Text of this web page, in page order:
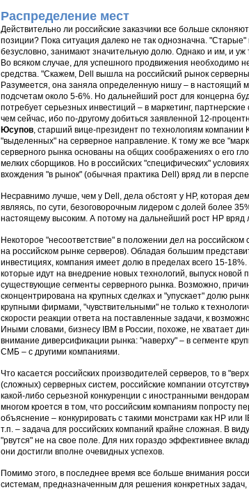
Распределение мест
Действительно ли российские заказчики все больше
позиции? Пока ситуация далеко не так однозначна. "Старые"
безусловно, занимают значительную долю. Однако и им, и
Во всяком случае, для успешного продвижения необходимо
средства. "Скажем, Dell вышла на российский рынок
Разумеется, она заняла определенную нишу – в настоящий
подсчетам около 5-6%. Но дальнейший рост для концерна
потребует серьезных инвестиций – в маркетинг,
чем сейчас, ибо по-другому добиться заявленной 12-
Юсупов, старший вице-президент по технологиям
"выделенных" на серверное направление. К тому же все
серверного рынка основаны на общих соображениях о его
мелких сборщиков. Но в российских "специфических"
вхождения "в рынок" (обычная практика Dell) вряд ли в
Несравнимо лучше, чем у Dell, дела обстоят у НР, которая
являясь, по сути, безоговорочным лидером с долей более
настоящему высоким. А потому на дальнейший рост НР вряд
Некоторое "несоответствие" в положении дел на
на российском рынке серверов). Обладая большим
инвестициях, компания имеет долю в пределах всего 15-
которые идут на внедрение новых технологий, выпуск новой
существующие сегменты серверного рынка. Возможно,
сконцентрирована на крупных сделках и "упускает" долю
крупными фирмами, "чувствительными" не только к
скорости реакции ответа на поставленные задачи, к
Иными словами, бизнесу IBM в России, похоже, не хватает
внимание диверсификации рынка: "наверху" – в сегменте
СМБ – с другими компаниями.
Что касается российских производителей серверов, то в
(сложных) серверных систем, российские компании
какой-либо серьезной конкуренции с иностранными
многом кроется в том, что российским компаниям попросту
объяснение – конкурировать с такими монстрами как НР
т.п. – задача для российских компаний крайне сложная. В
"рвутся" не на свое поле. Для них гораздо эффективнее
они достигли вполне очевидных успехов.
Помимо этого, в последнее время все больше внимания
системам, предназначенным для решения конкретных